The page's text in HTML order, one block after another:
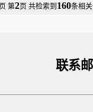
页 第2页 共检索到 160条相
联系